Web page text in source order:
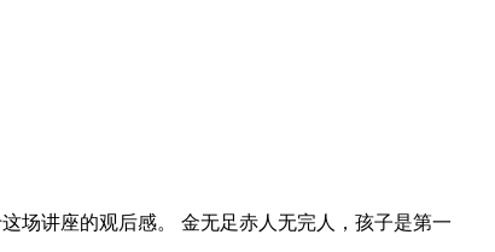
场讲座的观后感。 金无足赤人无完人，孩子是第一